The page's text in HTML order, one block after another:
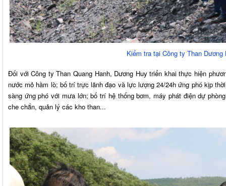
Kiểm tra tại Công ty Than Dương
Đối với Công ty Than Quang Hanh, Dương Huy triển khai thực hiện
nước mỏ hầm lò; bố trí trực lãnh đạo và lực lượng 24/24h ứng phó kịp
sàng ứng phó với mưa lớn; bố trí hệ thống bơm, máy phát điện dự
che chắn, quản lý các kho than...